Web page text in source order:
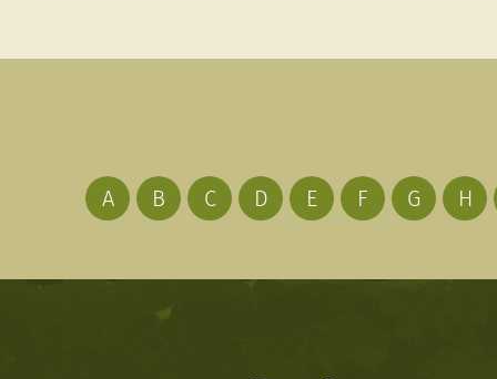
A B C D E F G H